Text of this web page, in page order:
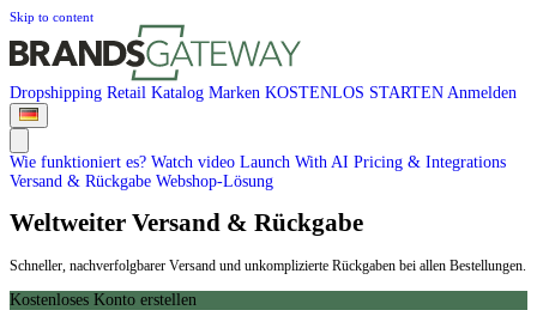
Skip to content
Dropshipping Retail Katalog Marken KOSTENLOS STARTEN Anmelden
Wie funktioniert es? Watch video Launch With AI Pricing & Integrations
Versand & Rückgabe Webshop-Lösung
Weltweiter Versand & Rückgabe
Schneller, nachverfolgbarer Versand und unkomplizierte Rückgaben bei allen Bestellungen.
Kostenloses Konto erstellen